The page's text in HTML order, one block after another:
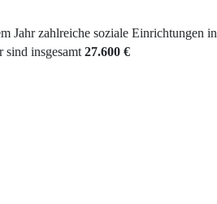
Jahr zahlreiche soziale Einrichtungen in
sind insgesamt 27.600 €